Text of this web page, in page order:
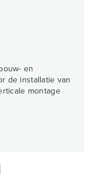
en
de installatie van
montage